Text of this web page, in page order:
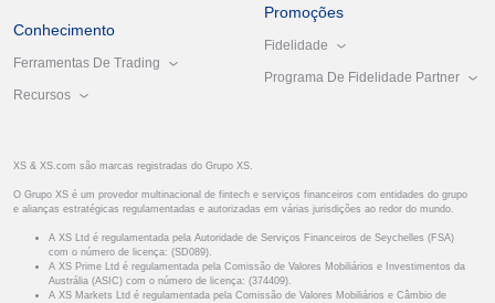
Conhecimento
Ferramentas De Trading
Recursos
Promoções
Fidelidade
Programa De Fidelidade Partner
XS & XS.com são marcas registradas do Grupo XS.
O Grupo XS é um provedor multinacional de fintech e serviços financeiros com entidades do grupo
e alianças estratégicas regulamentadas e autorizadas em várias jurisdições ao redor do mundo.
A XS Ltd é regulamentada pela Autoridade de Serviços Financeiros de Seychelles (FSA)
com o número de licença: (SD089).
A XS Prime Ltd é regulamentada pela Comissão de Valores Mobiliários e Investimentos da
Austrália (ASIC) com o número de licença: (374409).
A XS Markets Ltd é regulamentada pela Comissão de Valores Mobiliários e Câmbio de